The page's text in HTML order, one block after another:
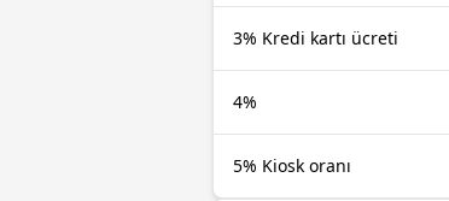
3% Kredi kartı ücreti
4%
5% Kiosk oranı